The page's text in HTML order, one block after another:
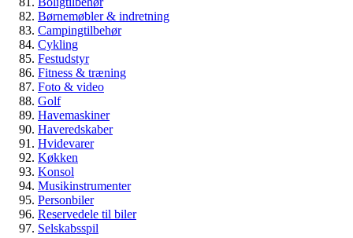
Børnemøbler & indretning
Campingtilbehør
Cykling
Festudstyr
Fitness & træning
Foto & video
Golf
Havemaskiner
Haveredskaber
Hvidevarer
Køkken
Konsol
Musikinstrumenter
Personbiler
Reservedele til biler
Selskabsspil